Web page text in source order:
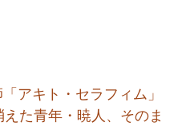
アキト・セラフィム」
た青年・暁人、そのま